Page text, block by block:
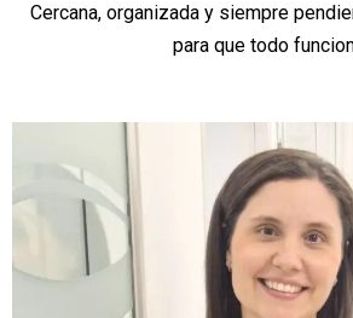
Cercana, organizada y siempre
para que todo